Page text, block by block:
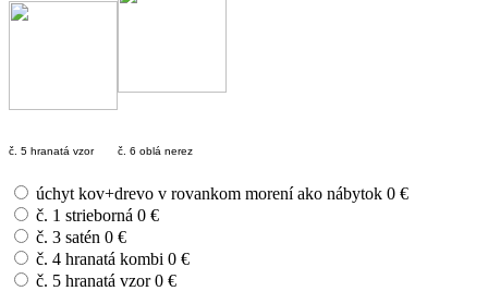
č. 5 hranatá vzor č. 6 oblá nerez
úchyt kov+drevo v rovankom morení ako nábytok 0 €
č. 1 strieborná 0 €
č. 3 satén 0 €
č. 4 hranatá kombi 0 €
č. 5 hranatá vzor0 €